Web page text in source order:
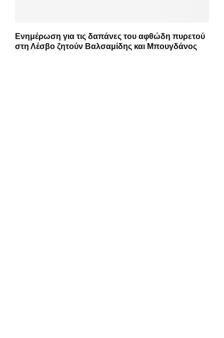
Ενημέρωση για τις δαπάνες του αφθώδη πυρετού
στη Λέσβο ζητούν Βαλσαμίδης και Μπουγδάνος